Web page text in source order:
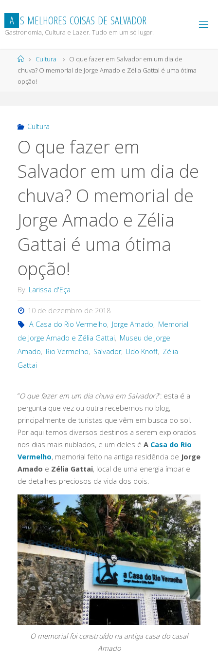
content
A S MELHORES COISAS DE SALVADOR
Gastronomia, Cultura e Lazer. Tudo em um só lugar.
HomeCultura
O que fazer em Salvador em um dia de
chuva? O memorial de Jorge Amado e Zélia Gattai é uma ótima
opção!
Cultura
O que fazer em
Salvador em um dia de
chuva? O memorial de
Jorge Amado e Zélia
Gattai é uma ótima
opção!
By Larissa d'Eça
10 de dezembro de 2018
A Casa do Rio Vermelho, Jorge Amado, Memorial
de Jorge Amado e Zélia Gattai, Museu de Jorge
Amado, Rio Vermelho, Salvador, Udo Knoff, Zélia
Gattai
“O que fazer em um dia chuva em Salvador?”: esta é a
pergunta que vez ou outra recebemos no blog,
principalmente de turistas que vêm em busca do sol.
Por aqui temos diversos destinos a serem explorados
nos dias mais nublados, e um deles é A Casa do Rio
Vermelho, memorial feito na antiga residência de Jorge
Amado e Zélia Gattai, local de uma energia ímpar e
de detalhes preciosos da vida dos dois.
O memorial foi construído na antiga casa do casal
Amado